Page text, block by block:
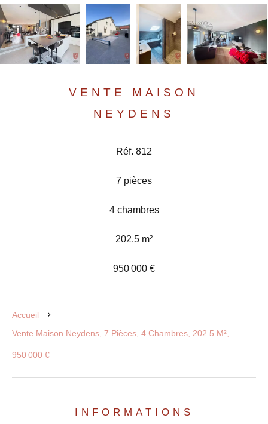
VENTE MAISON
NEYDENS
Réf. 812
7 pièces
4 chambres
202.5 m²
950 000 €
Accueil
Vente Maison Neydens, 7 Pièces, 4 Chambres, 202.5 M²,
950 000 €
INFORMATIONS